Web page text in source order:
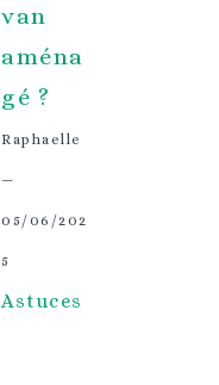
van
aména
gé ?
Raphaelle
—
05/06/202
5
Astuces